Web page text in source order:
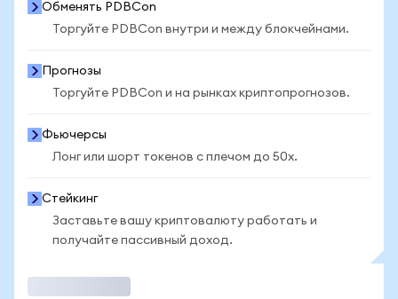
Обменять PDBCon
Торгуйте PDBCon внутри и между блокчейнами.
Прогнозы
Торгуйте PDBCon и на рынках криптопрогнозов.
Фьючерсы
Лонг или шорт токенов с плечом до 50x.
Стейкинг
Заставьте вашу криптовалюту работать и
получайте пассивный доход.